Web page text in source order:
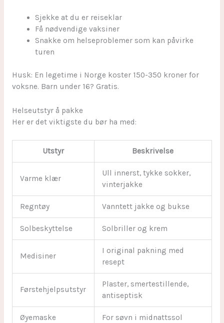
Sjekke at du er reiseklar
Få nødvendige vaksiner
Snakke om helseproblemer som kan påvirke
turen
Husk: En legetime i Norge koster 150-350 kroner for
voksne. Barn under 16? Gratis.
Helseutstyr å pakke
Her er det viktigste du bør ha med:
Utstyr Beskrivelse
Varme klær
Ull innerst, tykke sokker,
vinterjakke
Regntøy Vanntett jakke og bukse
Solbeskyttelse Solbriller og krem
Medisiner
I original pakning med
resept
Førstehjelpsutstyr
Plaster, smertestillende,
antiseptisk
Øyemaske For søvn i midnattssol